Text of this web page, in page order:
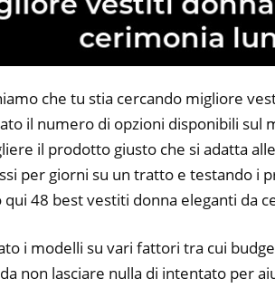
che tu stia cercando migliore
il numero di opzioni disponibili sul
il prodotto giusto che si adatta
per giorni su un tratto e testando i
48 best vestiti donna eleganti da
i modelli su vari fattori tra cui
non lasciare nulla di intentato per